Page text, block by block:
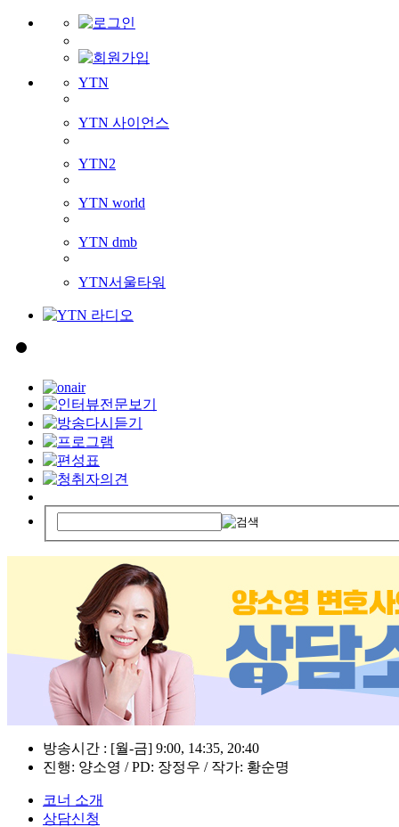
YTN
YTN 사이언스
YTN2
YTN world
YTN dmb
YTN서울타워
방송시간 : [월-금] 9:00, 14:35, 20:40
진행: 양소영 / PD: 장정우 / 작가: 황순명
코너 소개
상담신청